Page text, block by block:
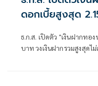
ดอกเบี้ยสูงสุด
ธ.ก.ส. เปิดตัว "เงินฝากท
บาท วงเงินฝากรวมสูงสุด